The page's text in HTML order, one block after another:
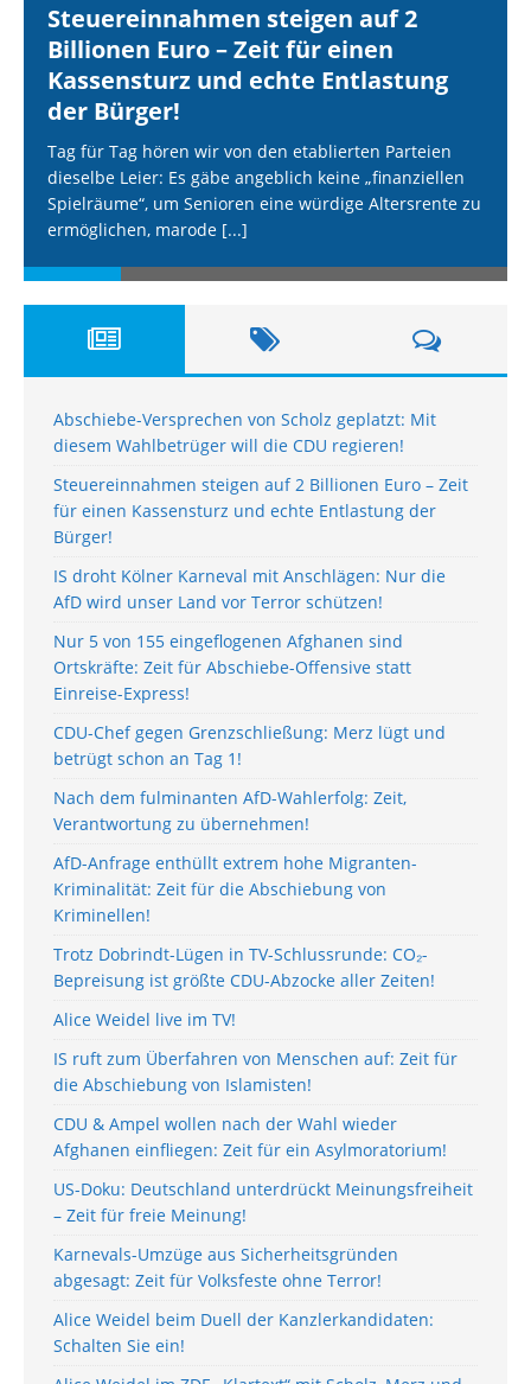
Steuereinnahmen steigen auf 2
Billionen Euro – Zeit für einen
Kassensturz und echte Entlastung
der Bürger!
Tag für Tag hören wir von den etablierten Parteien
dieselbe Leier: Es gäbe angeblich keine „finanziellen
Spielräume“, um Senioren eine würdige Altersrente zu
ermöglichen, marode [...]
Abschiebe-Versprechen von Scholz geplatzt: Mit
diesem Wahlbetrüger will die CDU regieren!
Steuereinnahmen steigen auf 2 Billionen Euro – Zeit
für einen Kassensturz und echte Entlastung der
Bürger!
IS droht Kölner Karneval mit Anschlägen: Nur die
AfD wird unser Land vor Terror schützen!
Nur 5 von 155 eingeflogenen Afghanen sind
Ortskräfte: Zeit für Abschiebe-Offensive statt
Einreise-Express!
CDU-Chef gegen Grenzschließung: Merz lügt und
betrügt schon an Tag 1!
Nach dem fulminanten AfD-Wahlerfolg: Zeit,
Verantwortung zu übernehmen!
AfD-Anfrage enthüllt extrem hohe Migranten-
Kriminalität: Zeit für die Abschiebung von
Kriminellen!
Trotz Dobrindt-Lügen in TV-Schlussrunde: CO₂-
Bepreisung ist größte CDU-Abzocke aller Zeiten!
Alice Weidel live im TV!
IS ruft zum Überfahren von Menschen auf: Zeit für
die Abschiebung von Islamisten!
CDU & Ampel wollen nach der Wahl wieder
Afghanen einfliegen: Zeit für ein Asylmoratorium!
US-Doku: Deutschland unterdrückt Meinungsfreiheit
– Zeit für freie Meinung!
Karnevals-Umzüge aus Sicherheitsgründen
abgesagt: Zeit für Volksfeste ohne Terror!
Alice Weidel beim Duell der Kanzlerkandidaten:
Schalten Sie ein!